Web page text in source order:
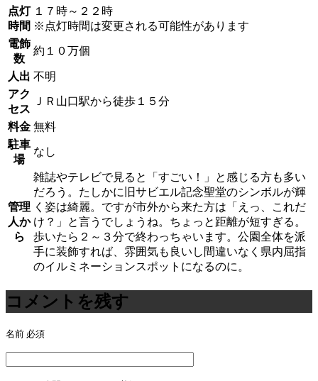
点灯
時間
１７時～２２時
※点灯時間は変更される可能性があります
電飾
数
約１０万個
人出 不明
アク
セス
ＪＲ山口駅から徒歩１５分
料金 無料
駐車
場
なし
管理
人か
ら
雑誌やテレビで見ると「すごい！」と感じる方も多い
だろう。たしかに旧サビエル記念聖堂のシンボルが輝
く姿は綺麗。ですが市外から来た方は「えっ、これだ
け？」と言うでしょうね。ちょっと距離が短すぎる。
歩いたら２～３分で終わっちゃいます。公園全体を派
手に装飾すれば、雰囲気も良いし間違いなく県内屈指
のイルミネーションスポットになるのに。
コメントを残す
名前 必須